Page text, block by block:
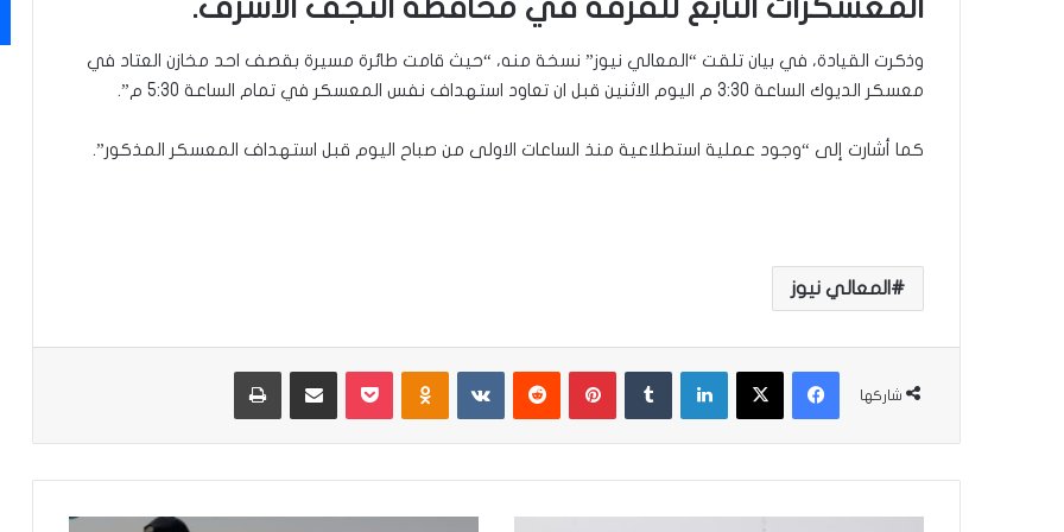
المعسكرات التابع للفرقة في محافظة النجف الاشرف.
وذكرت القيادة، في بيان تلقت “المعالي نيوز” نسخة منه، “حيث قامت طائرة مسيرة بقصف احد مخازن العتاد في
معسكر الديوك الساعة 3:30 م اليوم الاثنين قبل ان تعاود استهداف نفس المعسكر في تمام الساعة 5:30 م”.
كما أشارت إلى “وجود عملية استطلاعية منذ الساعات الاولى من صباح اليوم قبل استهداف المعسكر المذكور”.
المعالي نيوز
شاركها
فيسبوك ‫X لينكدإن بينتيريست ‏VKontakte